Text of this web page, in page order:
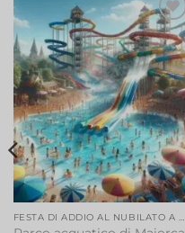
Aggiungi
alla lista
dei
desideri
FESTA DI ADDIO AL NUBILATO A MAIORCA